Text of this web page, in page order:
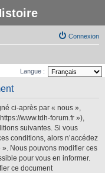
Connexion
Langue :
ci-après par « nous »,
www.tdh-forum.fr »),
suivantes. Si vous
conditions, alors n’accédez
Nous pouvons modifier ces
pour vous en informer.
ce document